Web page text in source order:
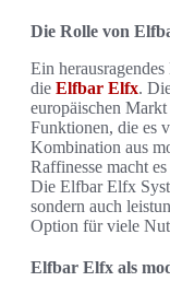
Die Rolle von
Ein
die Elfbar Elfx.
europäischen
Funktionen, die es
Kombination aus
Raffinesse macht
Die Elfbar Elfx
sondern auch
Option für viele
Elfbar Elfx als